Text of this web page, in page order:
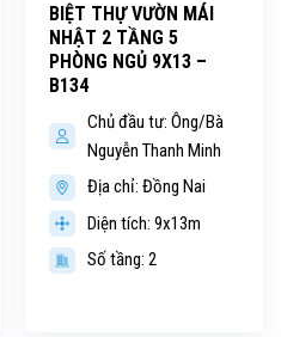
BIỆT THỰ VƯỜN MÁI
NHẬT 2 TẦNG 5
PHÒNG NGỦ 9X13 –
B134
Chủ đầu tư: Ông/Bà
Nguyễn Thanh Minh
Địa chỉ: Đồng Nai
Diện tích: 9x13m
Số tầng: 2